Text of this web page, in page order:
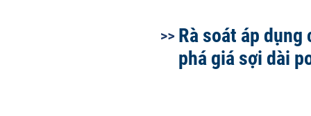
Rà soát áp dụng
phá giá sợi dài